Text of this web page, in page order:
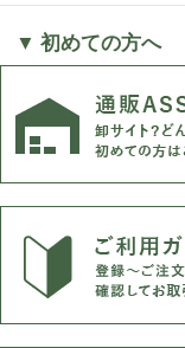
▼ 初めての方へ